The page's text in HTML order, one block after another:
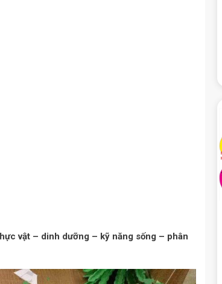
vật – dinh dưỡng – kỹ năng sống – phân